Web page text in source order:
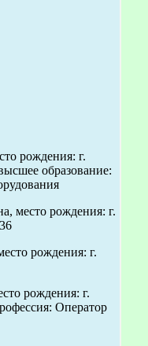
рождения: г.
образование:
место рождения: г.
рождения: г.
рождения: г.
Оператор